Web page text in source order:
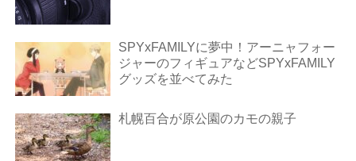
SPYxFAMILYに夢中！アーニャフォー
ジャーのフィギュアなどSPYxFAMILY
グッズを並べてみた
札幌百合が原公園のカモの親子